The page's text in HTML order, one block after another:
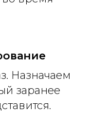
Назначаем
заранее